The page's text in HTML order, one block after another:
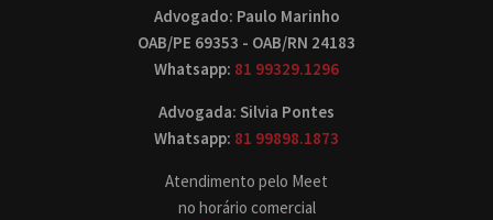
Advogado: Paulo Marinho
OAB/PE 69353 - OAB/RN 24183
Whatsapp: 81 99329.1296
Advogada: Silvia Pontes
Whatsapp: 81 99898.1873
Atendimento pelo Meet
no horário comercial